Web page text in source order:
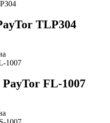
TLP304
FL-1007